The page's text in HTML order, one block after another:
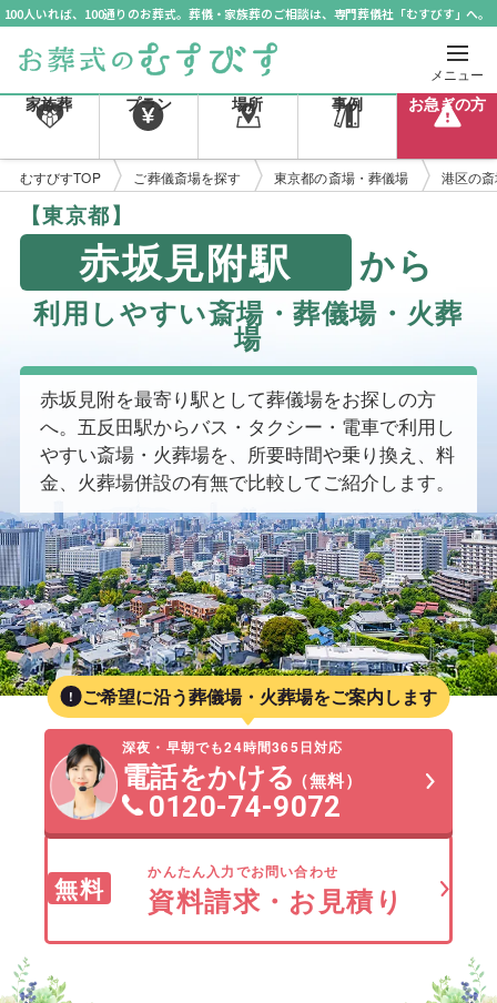
100人いれば、100通りのお葬式。葬儀・家族葬のご相談は、専門葬儀社「むすびす」へ。
メニュー
家族葬 プラン 場所 事例 お急ぎの方
むすびすTOP ご葬儀斎場を探す 東京都の斎場・葬儀場 港区の
【東京都】
赤坂見附駅 から
利用しやすい斎場・葬儀場・火葬
場
赤坂見附を最寄り駅として葬儀場をお探しの方
へ。五反田駅からバス・タクシー・電車で利用し
やすい斎場・火葬場を、所要時間や乗り換え、料
金、火葬場併設の有無で比較してご紹介します。
ご希望に沿う葬儀場・火葬場をご案内します
深夜・早朝でも24時間365日対応
電話をかける（無料）
0120-74-9072
無料
かんたん入力でお問い合わせ
資料請求・お見積り